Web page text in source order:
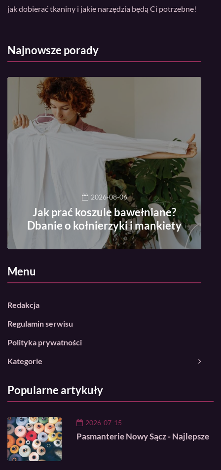
jak dobierać tkaniny i jakie narzędzia będą Ci potrzebne!
Najnowsze porady
2026-08-06
Jak prać koszule bawełniane?
Dbanie o kołnierzyki i mankiety
Menu
Redakcja
Regulamin serwisu
Polityka prywatności
Kategorie
Popularne artykuły
2026-07-15
Pasmanterie Nowy Sącz - Najlepsze